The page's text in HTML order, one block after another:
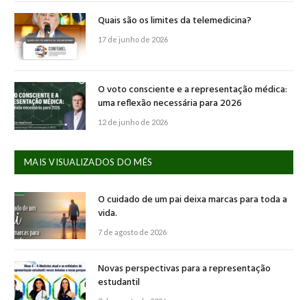
Quais são os limites da telemedicina?
17 de junho de 2026
O voto consciente e a representação médica:
uma reflexão necessária para 2026
12 de junho de 2026
MAIS VISUALIZADOS DO MÊS
O cuidado de um pai deixa marcas para toda a
vida.
7 de agosto de 2026
Novas perspectivas para a representação
estudantil